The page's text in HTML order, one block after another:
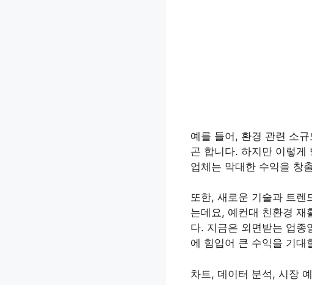
예를 들어, 환경 관련 소
곤 합니다. 하지만 이렇게
업체는 막대한 수익을 창
또한, 새로운 기술과 트렌
는데요, 예컨대 친환경 재
다. 지금은 외면받는 업종
에 힘입어 큰 수익을 기대
차트, 데이터 분석, 시장